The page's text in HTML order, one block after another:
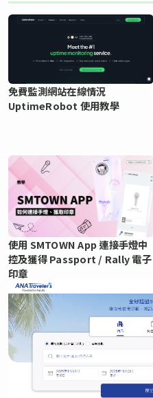
免費監測網站在線情況
UptimeRobot 使用教學
使用 SMTOWN App 連接手燈中
控及獲得 Passport / Rally 電子
印章